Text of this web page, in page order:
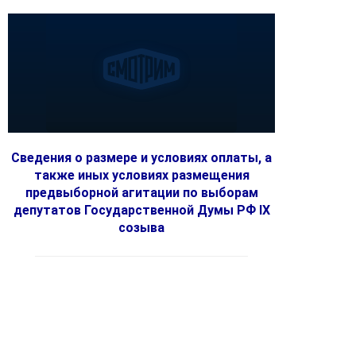
Сведения о размере и условиях оплаты, а
также иных условиях размещения
предвыборной агитации по выборам
депутатов Государственной Думы РФ IX
созыва